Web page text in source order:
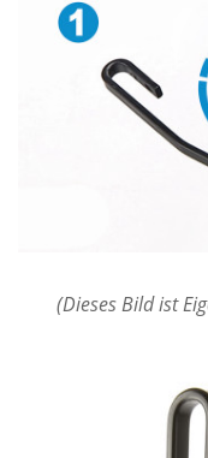
(Dieses Bild ist